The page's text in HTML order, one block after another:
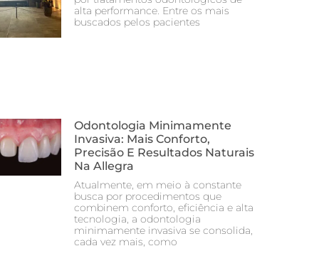
alta performance. Entre os mais
buscados pelos pacientes
Odontologia Minimamente
Invasiva: Mais Conforto,
Precisão E Resultados Naturais
Na Allegra
Atualmente, em meio à constante
busca por procedimentos que
combinem conforto, eficiência e alta
tecnologia, a odontologia
minimamente invasiva se consolida,
cada vez mais, como